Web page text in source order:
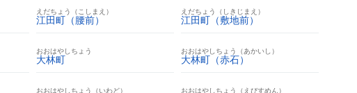
えだちょう（こしまえ）
江田町（腰前）
えだちょう（しきじまえ）
江田町（敷地前）
おおはやしちょう
大林町
おおはやしちょう（あかいし）
大林町（赤石）
おおはやしちょう（いわど） おおはやしちょう（えびすめん）